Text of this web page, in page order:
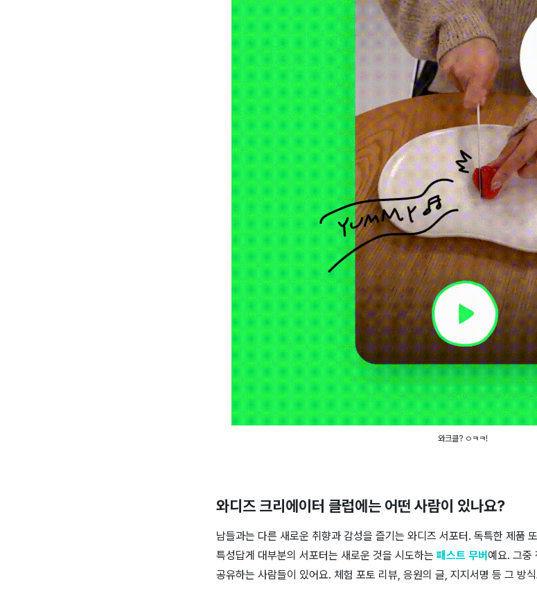
와크클? ㅇㅋㅋ!
와디즈 크리에이터 클럽에는 어떤 사람이 있나요?
남들과는 다른 새로운 취향과 감성을 즐기는 와디즈 서포터. 독특한 제품
특성답게 대부분의 서포터는 새로운 것을 시도하는 패스트 무버예요. 그중
공유하는 사람들이 있어요. 체험 포토 리뷰, 응원의 글, 지지서명 등 그 방